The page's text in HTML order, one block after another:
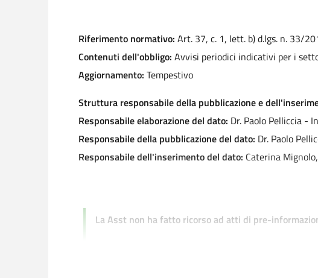
Riferimento normativo: Art. 37, c. 1, lett. b) d.lgs. n. 33/
Contenuti dell'obbligo: Avvisi periodici indicativi per i
Aggiornamento: Tempestivo
Struttura responsabile della pubblicazione e
Responsabile elaborazione del dato: Dr. Paolo Pelliccia -
Responsabile della pubblicazione del dato: Dr. Paolo
Responsabile dell'inserimento del dato: Caterina
La Asst non ha fatto ricorso ad atti di pre-